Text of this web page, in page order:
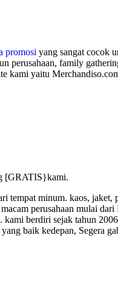
promosi yang sangat cocok
perusahaan, family
yaitu
[GRATIS}kami.
minum. kaos,
perusahaan mulai
berdiri sejak tahun
baik kedepan, Segera